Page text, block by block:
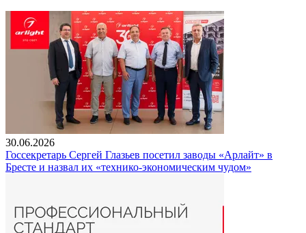
30.06.2026
Госсекретарь Сергей Глазьев посетил заводы «Арлайт» в
Бресте и назвал их «технико-экономическим чудом»